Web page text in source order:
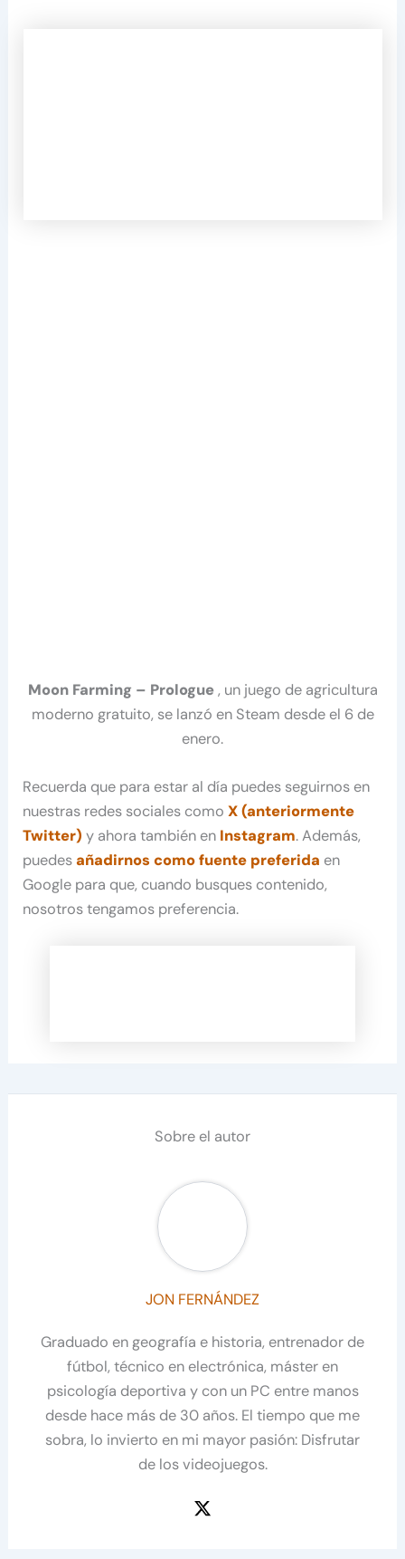
Moon Farming – Prologue, un juego de agricultura
moderno gratuito, se lanzó en Steam desde el 6 de
enero.
Recuerda que para estar al día puedes seguirnos en
nuestras redes sociales comoX (anteriormente
Twitter) y ahora también en Instagram. Además,
puedesañadirnos como fuente preferida en
Google para que, cuando busques contenido,
nosotros tengamos preferencia.
Sobre el autor
JON FERNÁNDEZ
Graduado en geografía e historia, entrenador de
fútbol, técnico en electrónica, máster en
psicología deportiva y con un PC entre manos
desde hace más de 30 años. El tiempo que me
sobra, lo invierto en mi mayor pasión: Disfrutar
de los videojuegos.